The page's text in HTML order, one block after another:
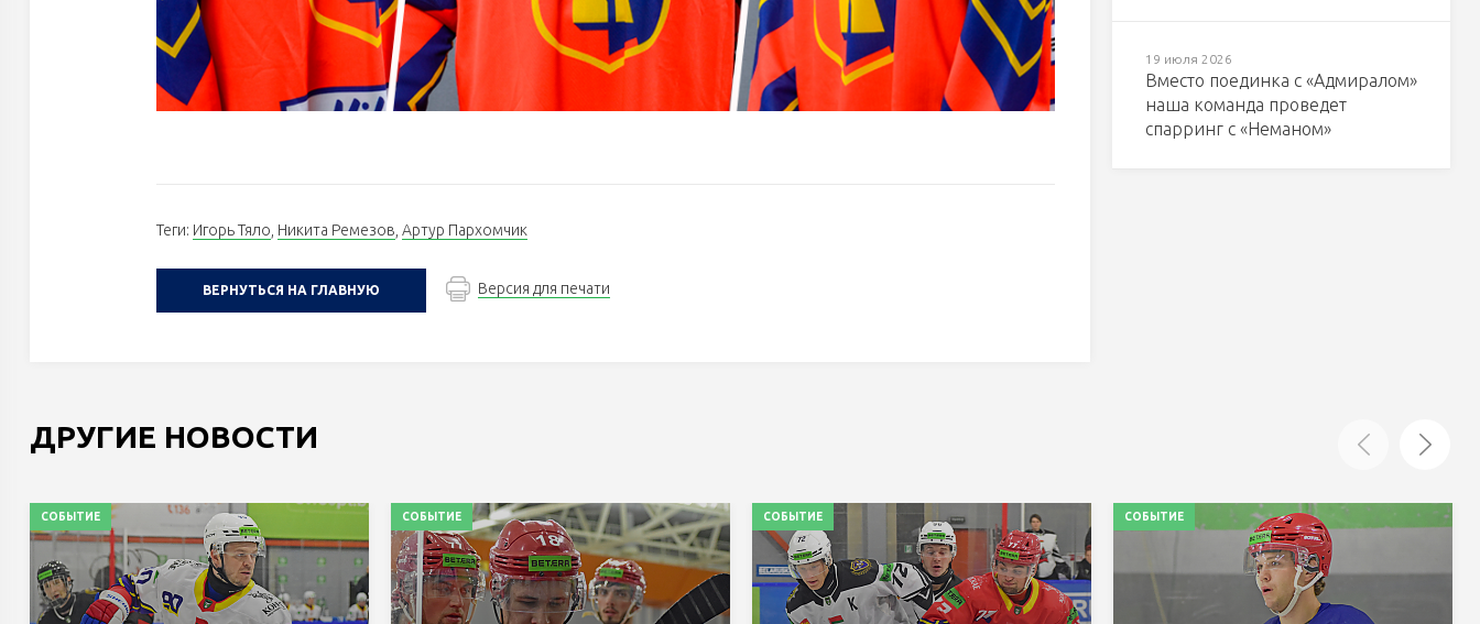
Теги: Игорь Тяло Никита Ремезов Артур Пархомчик
ВЕРНУТЬСЯ НА ГЛАВНУЮ Версия для печати
19 июля 2026
Вместо поединка с «Адмиралом»
наша команда проведет
спарринг с «Неманом»
ДРУГИЕ НОВОСТИ
СОБЫТИЕ СОБЫТИЕ СОБЫТИЕ СОБЫТИЕ